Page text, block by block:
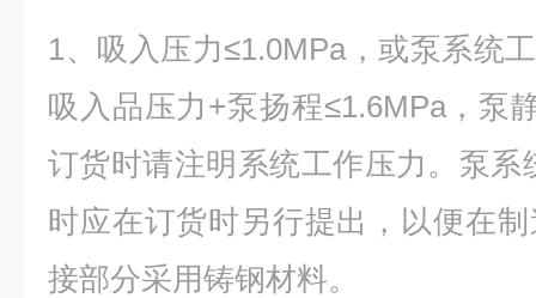
1、吸入压力≤1.0MPa，或泵系统
吸入品压力+泵扬程≤1.6MPa，泵
订货时请注明系统工作压力。泵系
时应在订货时另行提出，以便在
接部分采用铸钢材料。